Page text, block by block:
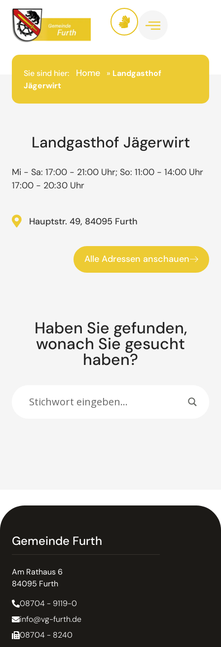
Sie sind hier: Home » Landgasthof
Jägerwirt
Landgasthof Jägerwirt
Mi - Sa: 17:00 - 21:00 Uhr; So: 11:00 - 14:00 Uhr
17:00 - 20:30 Uhr
Hauptstr. 49, 84095 Furth
Alle Adressen anschauen
Haben Sie gefunden,
wonach Sie gesucht
haben?
Gemeinde Furth
Am Rathaus 6
84095 Furth
08704 - 9119-0
info@vg-furth.de
08704 - 8240